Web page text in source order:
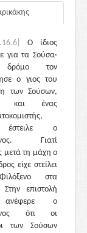
Ο ίδιος
για τα Σούσα·
δρόμο τον
ο γιος του
των Σούσων,
και ένας
ο
Γιατί
μετά τη μάχη ο
είχε στείλει
στα
επιστολή
ο
ότι οι
των Σούσων